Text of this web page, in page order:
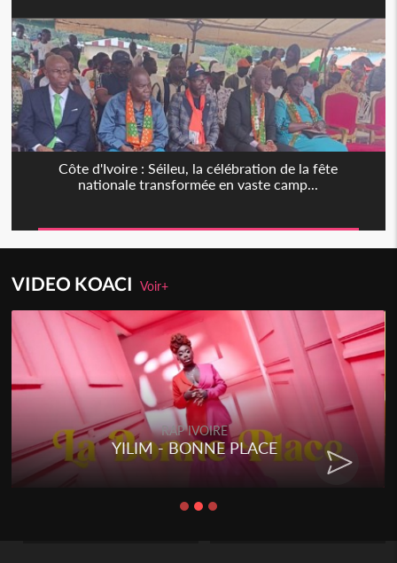
Côte d'Ivoire : Séileu, la célébration de la fête
nationale transformée en vaste camp...
VIDEO KOACIVoir+
RAP IVOIRE
RENARD BARAKISSA - DOS DE
CHAT